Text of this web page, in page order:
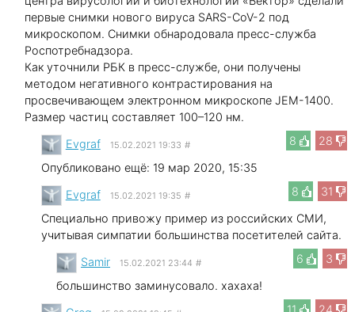
первые снимки нового вируса SARS-CoV-2 под
микроскопом. Снимки обнародовала пресс-служба
Роспотребнадзора.
Как уточнили РБК в пресс-службе, они получены
методом негативного контрастирования на
просвечивающем электронном микроскопе JEM-1400.
Размер частиц составляет 100–120 нм.
8
28
Evgraf 15.02.2021 19:33 #
Опубликовано ещё: 19 мар 2020, 15:35
8
31
Evgraf 15.02.2021 19:35 #
Специально привожу пример из российских СМИ,
учитывая симпатии большинства посетителей сайта.
6
3
Samir 15.02.2021 23:44 #
большинство заминусовало. хахаха!
11
24